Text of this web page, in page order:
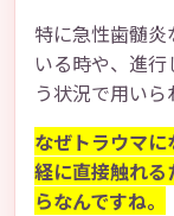
特に急性歯髄
いる時や、進
う状況で用いら
なぜトラウマ
経に直接触れ
らなんですね。